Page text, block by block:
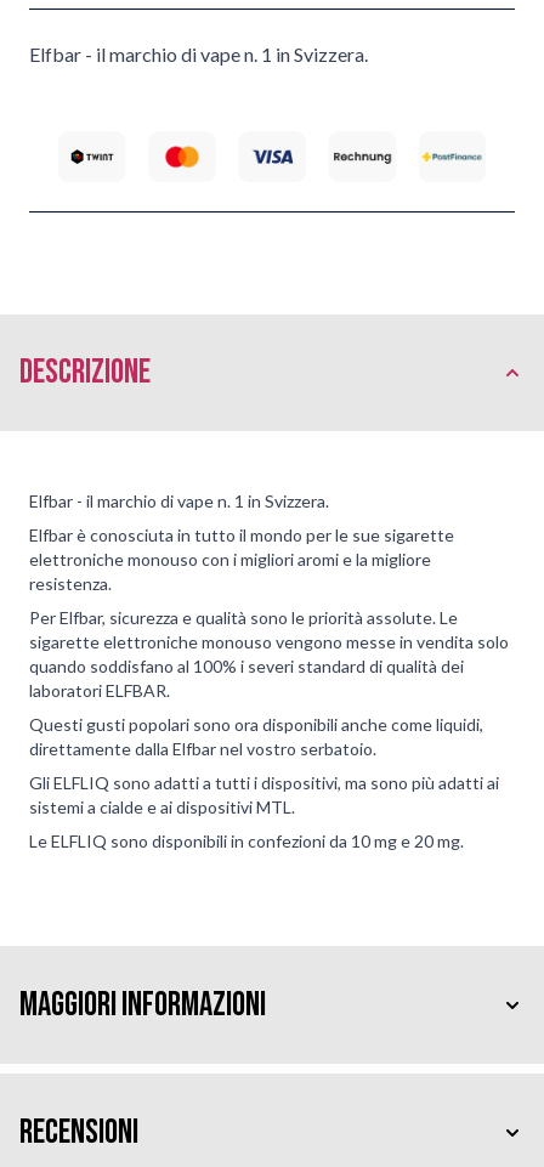
Elfbar - il marchio di vape n. 1 in Svizzera.
Descrizione
Elfbar - il marchio di vape n. 1 in Svizzera.
Elfbar è conosciuta in tutto il mondo per le sue sigarette
elettroniche monouso con i migliori aromi e la migliore
resistenza.
Per Elfbar, sicurezza e qualità sono le priorità assolute. Le
sigarette elettroniche monouso vengono messe in vendita solo
quando soddisfano al 100% i severi standard di qualità dei
laboratori ELFBAR.
Questi gusti popolari sono ora disponibili anche come liquidi,
direttamente dalla Elfbar nel vostro serbatoio.
Gli ELFLIQ sono adatti a tutti i dispositivi, ma sono più adatti ai
sistemi a cialde e ai dispositivi MTL.
Le ELFLIQ sono disponibili in confezioni da 10 mg e 20 mg.
Maggiori Informazioni
Recensioni